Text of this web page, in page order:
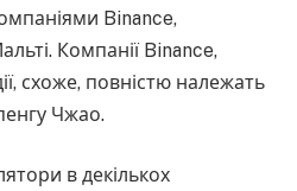
Binance,
Компанії Binance,
схоже, повністю належать
Чжао.
в декількох